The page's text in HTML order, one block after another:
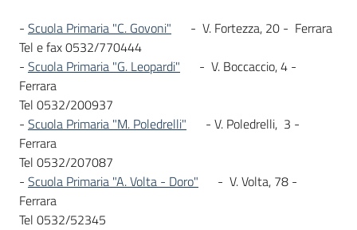
Newsletter
- Scuola Primaria "C. Govoni"
- V. Fortezza, 20 - Ferrara
Tel e fax 0532/770444
- Scuola Primaria "G. Leopardi"
- V. Boccaccio, 4 -
Ferrara
Tel 0532/200937
- Scuola Primaria "M. Poledrelli"
- V. Poledrelli, 3 -
Ferrara
Tel 0532/207087
- Scuola Primaria "A. Volta - Doro"
- V. Volta, 78 -
Ferrara
Tel 0532/52345